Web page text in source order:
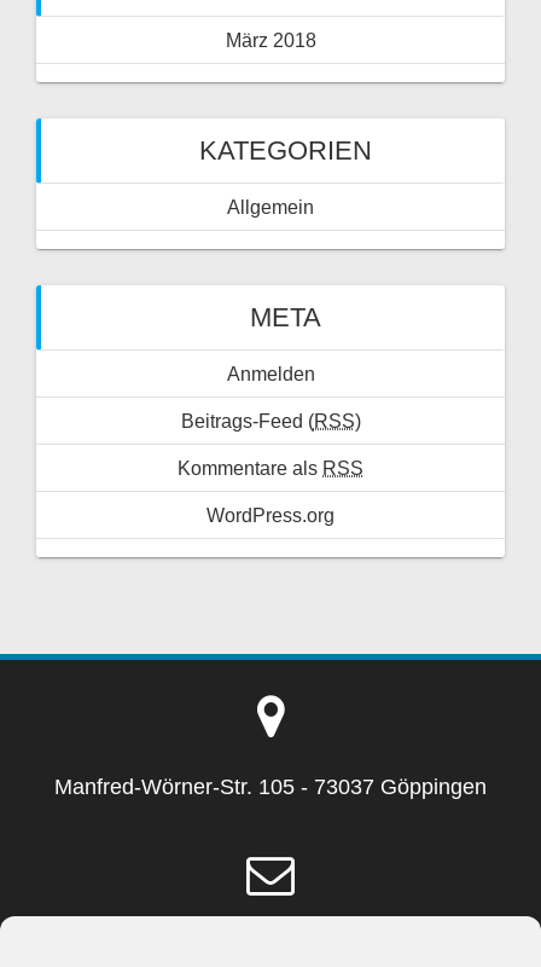
März 2018
KATEGORIEN
Allgemein
META
Anmelden
Beitrags-Feed (RSS)
Kommentare als RSS
WordPress.org
Manfred-Wörner-Str. 105 - 73037 Göppingen